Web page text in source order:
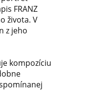
FRANZ
života. V
z jeho
kompozíciu